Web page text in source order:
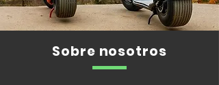
Sobre nosotros